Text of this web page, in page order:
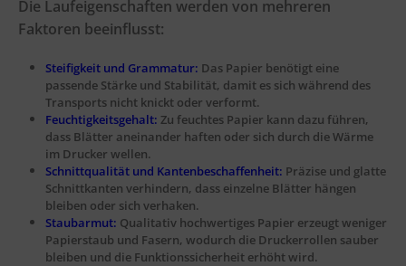
Die Laufeigenschaften werden von mehreren
Faktoren beeinflusst:
Steifigkeit und Grammatur: Das Papier benötigt eine
passende Stärke und Stabilität, damit es sich während des
Transports nicht knickt oder verformt.
Feuchtigkeitsgehalt: Zu feuchtes Papier kann dazu führen,
dass Blätter aneinander haften oder sich durch die Wärme
im Drucker wellen.
Schnittqualität und Kantenbeschaffenheit: Präzise und glatte
Schnittkanten verhindern, dass einzelne Blätter hängen
bleiben oder sich verhaken.
Staubarmut: Qualitativ hochwertiges Papier erzeugt weniger
Papierstaub und Fasern, wodurch die Druckerrollen sauber
bleiben und die Funktionssicherheit erhöht wird.